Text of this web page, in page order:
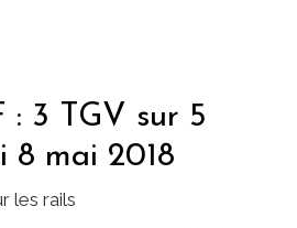
: 3 TGV sur 5
8 mai 2018
les rails